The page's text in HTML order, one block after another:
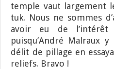
temple vaut largement
tuk. Nous ne sommes
avoir eu de l’intérêt
puisqu’André Malraux
délit de pillage en
reliefs. Bravo !